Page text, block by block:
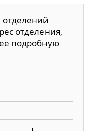
отделений
отделения,
подробную